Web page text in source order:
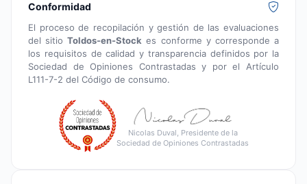
Conformidad
El proceso de recopilación y gestión de las evaluaciones
del sitioToldos-en-Stock es conforme y corresponde a
los requisitos de calidad y transparencia definidos por la
Sociedad de Opiniones Contrastadas y por el Artículo
L111-7-2 del Código de consumo.
Nicolas Duval, Presidente de la
Sociedad de Opiniones Contrastadas